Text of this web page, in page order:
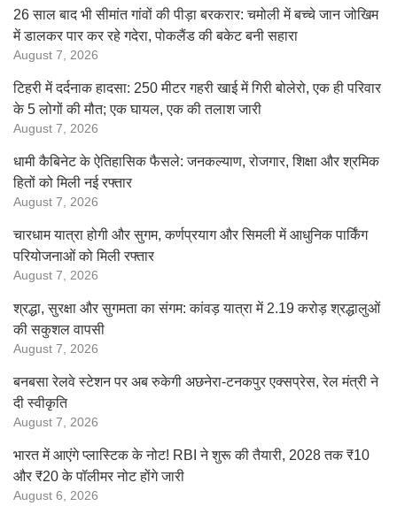
26 साल बाद भी सीमांत गांवों की पीड़ा बरकरार: चमोली में बच्चे जान जोखिम
में डालकर पार कर रहे गदेरा, पोकलैंड की बकेट बनी सहारा
August 7, 2026
टिहरी में दर्दनाक हादसा: 250 मीटर गहरी खाई में गिरी बोलेरो, एक ही परिवार
के 5 लोगों की मौत; एक घायल, एक की तलाश जारी
August 7, 2026
धामी कैबिनेट के ऐतिहासिक फैसले: जनकल्याण, रोजगार, शिक्षा और श्रमिक
हितों को मिली नई रफ्तार
August 7, 2026
चारधाम यात्रा होगी और सुगम, कर्णप्रयाग और सिमली में आधुनिक पार्किंग
परियोजनाओं को मिली रफ्तार
August 7, 2026
श्रद्धा, सुरक्षा और सुगमता का संगम: कांवड़ यात्रा में 2.19 करोड़ श्रद्धालुओं
की सकुशल वापसी
August 7, 2026
बनबसा रेलवे स्टेशन पर अब रुकेगी अछनेरा-टनकपुर एक्सप्रेस, रेल मंत्री ने
दी स्वीकृति
August 7, 2026
भारत में आएंगे प्लास्टिक के नोट! RBI ने शुरू की तैयारी, 2028 तक ₹10
और ₹20 के पॉलीमर नोट होंगे जारी
August 6, 2026